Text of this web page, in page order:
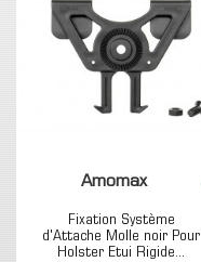
Amomax
Fixation Système
d'Attache Molle noir Pour
Holster Etui Rigide...